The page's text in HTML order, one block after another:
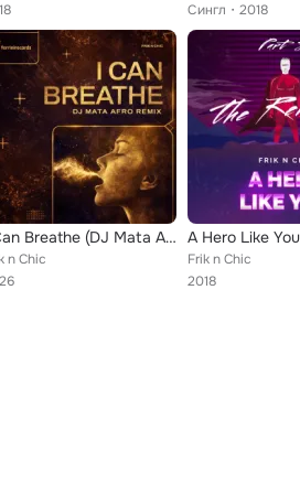
Сингл
2018
I Can Breathe (DJ Mata Afro Remix)
n Chic
Frik n Chic
2018